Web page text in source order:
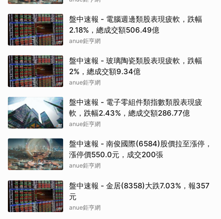
盤中速報 - 電腦週邊類股表現疲軟，跌幅
2.18%，總成交額506.49億
anue鉅亨網
盤中速報 - 玻璃陶瓷類股表現疲軟，跌幅
2%，總成交額9.34億
anue鉅亨網
盤中速報 - 電子零組件類指數類股表現疲
軟，跌幅2.43%，總成交額286.77億
anue鉅亨網
盤中速報 - 南俊國際(6584)股價拉至漲停，
漲停價550.0元，成交200張
anue鉅亨網
盤中速報 - 金居(8358)大跌7.03%，報357
元
anue鉅亨網